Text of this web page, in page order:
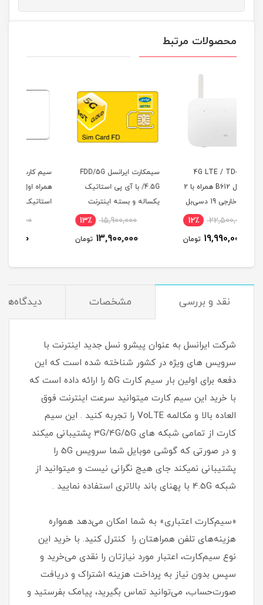
محصولات مرتبط
سیمکارت ایرانسل FDD/5G
/4.5G با آی پی استاتیک
یکساله و بسته اینترنت
500 گیگ یک ساله
15,900,000
13,900,000
سیم کارت FDD/4G سرویس
همراه اول با آی پی
استاتیک یکساله و 500
گیگ اینترنت یکساله
13,750,000
12,990,000
نقد و بررسی مشخصات دیدگاه‌ها
شرکت ایرانسل به عنوان پیشرو نسل جدید اینترنت با
سرویس های ویژه در کشور شناخته شده است که این
دفعه برای اولین بار سیم کارت 5G را ارائه داده است که
با خرید این سیم کارت میتوانید سرعت اینترنت فوق
العاده بالا و مکالمه VoLTE را تجربه کنید . این سیم
کارت از تمامی شبکه های 3G/4G/5G پشتیبانی میکند
و در صورتی که گوشی موبایل شما سرویس 5G را
پشتیبانی نمیکند جای هیچ نگرانی نیست و میتوانید از
شبکه 4.5G با پهنای باند بالاتری استفاده نمایید .
«سیم‌کارت اعتباری» به شما امکان می‌دهد همواره
هزینه‌های تلفن همراهتان را کنترل کنید. با خرید این
نوع سیم‌کارت، اعتبار مورد نیازتان را نقدی می‌خرید و
سپس بدون نیاز به پرداخت هزینه اشتراک و دریافت
صورت‌حساب، می‌توانید تماس بگیرید، پیامک بفرستید و